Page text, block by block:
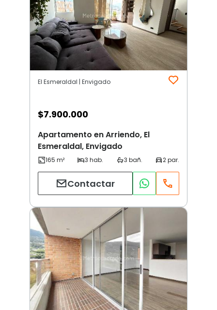
El Esmeraldal | Envigado
$7.900.000
Apartamento en Arriendo, El
Esmeraldal, Envigado
Contactar